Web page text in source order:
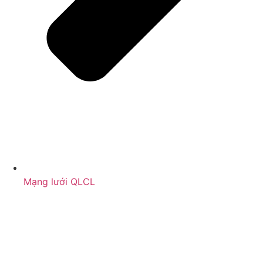
Mạng lưới QLCL